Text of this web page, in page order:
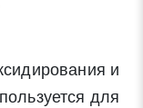
и
для
в соответствии со
2006 г. N 152-ФЗ